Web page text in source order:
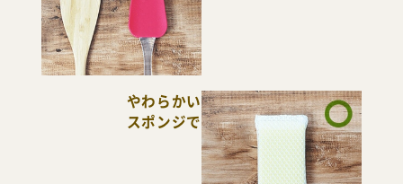
わらかい
スポンジで